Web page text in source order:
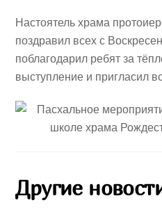
Настоятель храма
поздравил всех с
поблагодарил ребят за
выступление и пригласил
Другие